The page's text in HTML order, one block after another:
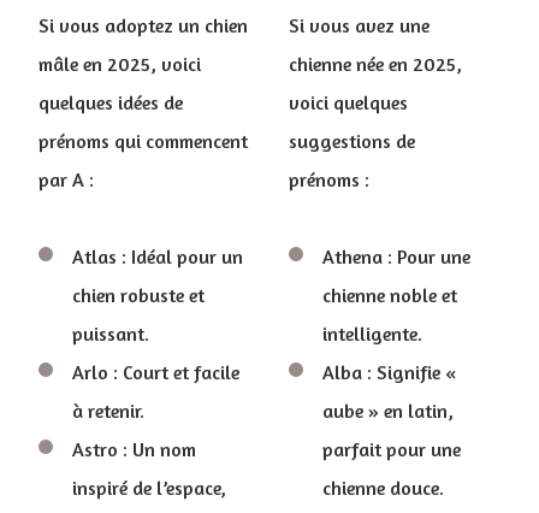
Si vous adoptez un chien
mâle en 2025, voici
quelques idées de
prénoms qui commencent
par A :
Atlas : Idéal pour un
chien robuste et
puissant.
Arlo : Court et facile
à retenir.
Astro : Un nom
inspiré de l’espace,
Si vous avez une
chienne née en 2025,
voici quelques
suggestions de
prénoms :
Athena : Pour une
chienne noble et
intelligente.
Alba : Signifie «
aube » en latin,
parfait pour une
chienne douce.